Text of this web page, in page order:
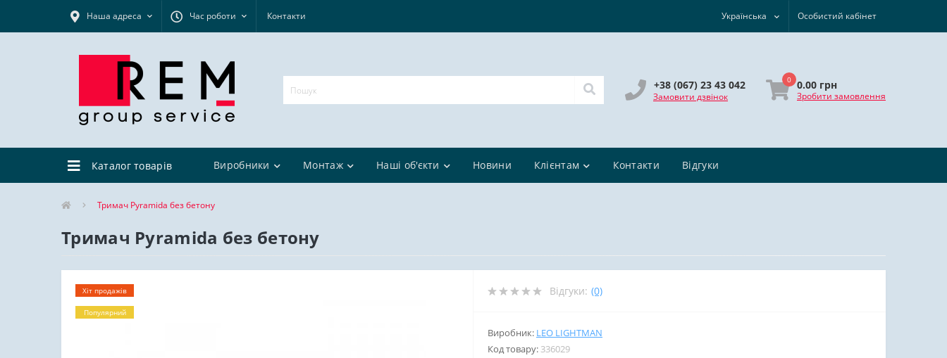
Наша адреса Час роботи Контакти Українська Особистий кабінет
+38 (067) 23 43 042
Замовити дзвінок
0 0.00 грн
Зробити замовлення
Каталог товарів Виробники Монтаж Наші об'єкти Новини Клієнтам Контакти Відгуки
Тримач Pyramida без бетону
Тримач Pyramida без бетону
Хіт продажів
Популярний
Відгуки: (0)
Виробник: LEO LIGHTMAN
Код товару: 336029